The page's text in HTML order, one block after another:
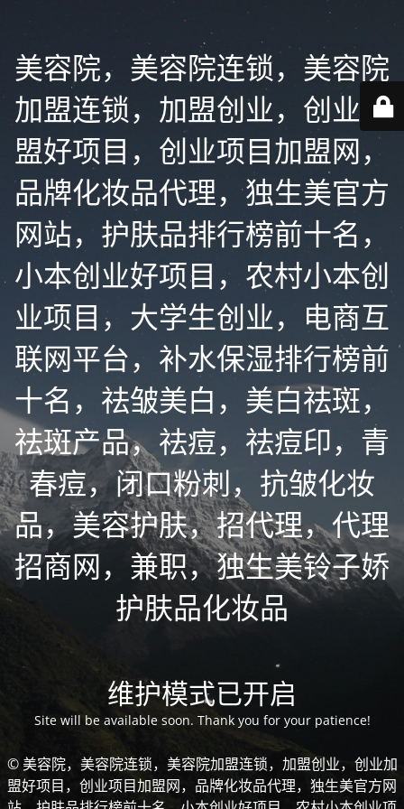
美容院，美容院连锁，美容院
加盟连锁，加盟创业，创业加
盟好项目，创业项目加盟网，
品牌化妆品代理，独生美官方
网站，护肤品排行榜前十名，
小本创业好项目，农村小本创
业项目，大学生创业，电商互
联网平台，补水保湿排行榜前
十名，祛皱美白，美白祛斑，
祛斑产品，祛痘，祛痘印，青
春痘，闭口粉刺，抗皱化妆
品，美容护肤，招代理，代理
招商网，兼职，独生美铃子娇
护肤品化妆品
维护模式已开启
Site will be available soon. Thank you for your patience!
© 美容院，美容院连锁，美容院加盟连锁，加盟创业，创业加
盟好项目，创业项目加盟网，品牌化妆品代理，独生美官方网